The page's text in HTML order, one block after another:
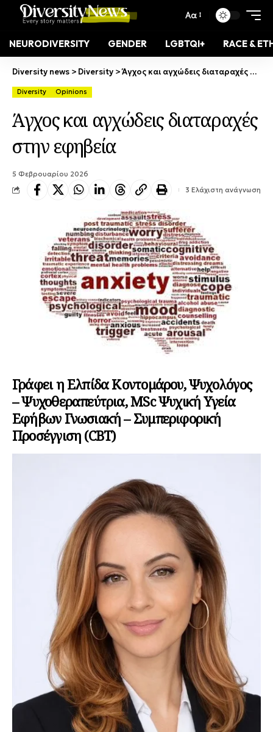
Αα
NEURODIVERSITY GENDER LGBTQI+ RACE &
Diversity news > Diversity >Άγχος και αγχώδεις διαταραχές στην εφηβεία
Diversity Opinions
Άγχος και αγχώδεις διαταραχές
στην εφηβεία
5 Φεβρουαρίου 2026
3 Ελάχιστη ανάγνωση
Γράφει η Ελπίδα Κοντομάρου, Ψυχολόγος
– Ψυχοθεραπεύτρια, MSc Ψυχική Υγεία
Εφήβων Γνωσιακή – Συμπεριφορική
Προσέγγιση (CBT)